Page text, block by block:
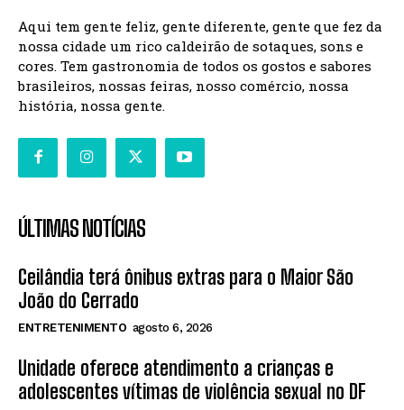
Aqui tem gente feliz, gente diferente, gente que fez da
nossa cidade um rico caldeirão de sotaques, sons e
cores. Tem gastronomia de todos os gostos e sabores
brasileiros, nossas feiras, nosso comércio, nossa
história, nossa gente.
ÚLTIMAS NOTÍCIAS
Ceilândia terá ônibus extras para o Maior São
João do Cerrado
ENTRETENIMENTO agosto 6, 2026
Unidade oferece atendimento a crianças e
adolescentes vítimas de violência sexual no DF